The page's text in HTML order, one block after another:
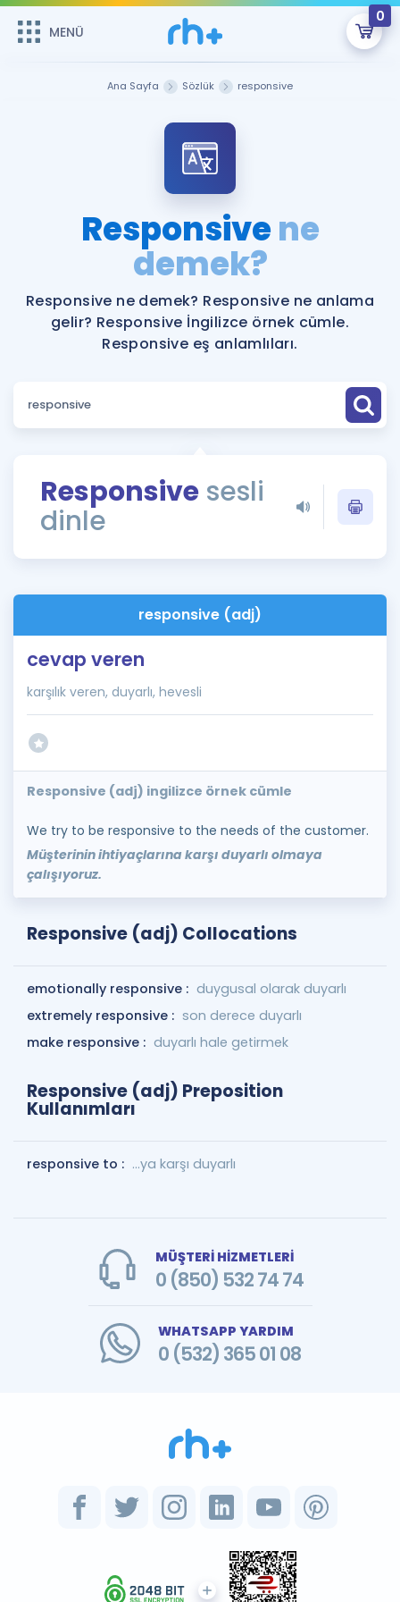
MENÜ
0
Şifremi Hatırlamıyorum
Sepetin Şu An Boş.
Remzi Hoca ile seni sınava hazırlayacak onlarca eğitim seni
bekliyor!
MENÜ
Katılımcı Görüşleri
Faydalı Araçlar
Ücretsiz Kaynaklar
ÖSYM Sınav Takvimi
Kampanyalar
İngilizce Gramer
İngilizce Gramer
Ana Sayfa Sözlük responsive
Responsivene
demek?
Responsive ne demek? Responsive ne anlama
gelir? Responsive İngilizce örnek cümle.
Responsive eş anlamlıları.
Responsive sesli
dinle
responsive (adj)
cevap veren
karşılık veren, duyarlı, hevesli
Responsive (adj) ingilizce örnek cümle
We try to be responsive to the needs of the customer.
Müşterinin ihtiyaçlarına karşı duyarlı olmaya
çalışıyoruz.
Responsive (adj) Collocations
emotionally responsive : duygusal olarak duyarlı
extremely responsive : son derece duyarlı
make responsive : duyarlı hale getirmek
Responsive (adj) Preposition
Kullanımları
responsive to : ...ya karşı duyarlı
MÜŞTERİ HİZMETLERİ
0 (850) 532 74 74
WHATSAPP YARDIM
0 (532) 365 01 08